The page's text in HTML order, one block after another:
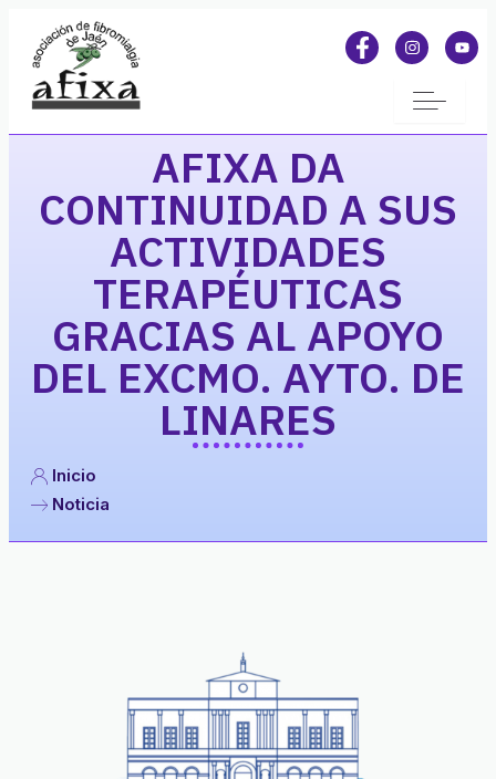
AFIXA DA
CONTINUIDAD A SUS
ACTIVIDADES
TERAPÉUTICAS
GRACIAS AL APOYO
DEL EXCMO. AYTO. DE
LINARES
Inicio
Noticia